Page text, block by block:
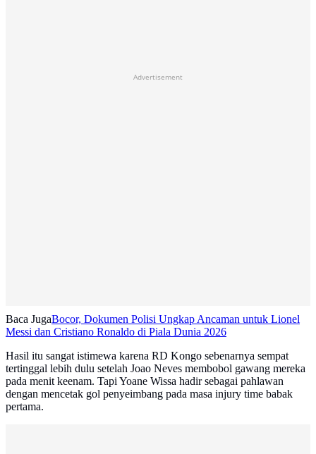
Advertisement
Baca JugaBocor, Dokumen Polisi Ungkap Ancaman untuk Lionel
Messi dan Cristiano Ronaldo di Piala Dunia 2026
Hasil itu sangat istimewa karena RD Kongo sebenarnya sempat
tertinggal lebih dulu setelah Joao Neves membobol gawang mereka
pada menit keenam. Tapi Yoane Wissa hadir sebagai pahlawan
dengan mencetak gol penyeimbang pada masa injury time babak
pertama.